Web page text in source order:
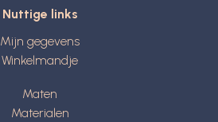
Nuttige links
Mijn gegevens
Winkelmandje
Maten
Materialen